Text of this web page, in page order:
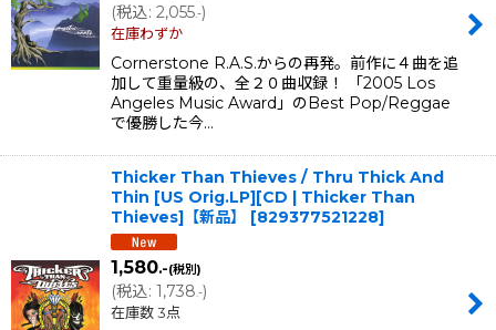
(税込: 2,055.-)
在庫わずか
Cornerstone R.A.S.からの再発。前作に４曲を追
加して重量級の、全２０曲収録！ 「2005 Los
Angeles Music Award」のBest Pop/Reggae
で優勝した今…
Thicker Than Thieves / Thru Thick And
Thin [US Orig.LP][CD | Thicker Than
Thieves]【新品】
[829377521228]
1,580.-(税別)
(税込: 1,738 .-)
在庫数 3点